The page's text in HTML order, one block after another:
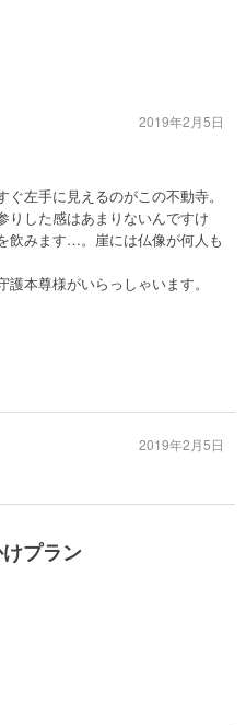
左手に見えるのがこの不動寺。
りした感はあまりないんですけ
飲みます…。崖には仏像が何人も
本尊様がいらっしゃいます。
2019年2月5日
2019年2月5日
プラン